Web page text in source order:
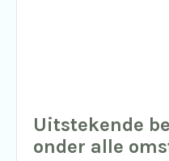
Uitstekende
onder alle